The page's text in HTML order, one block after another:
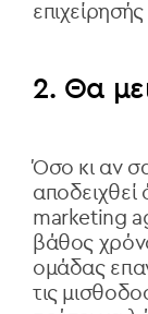
2. Θα
Όσο κι αν
αποδειχθεί
marketing
βάθος
ομάδας
τις